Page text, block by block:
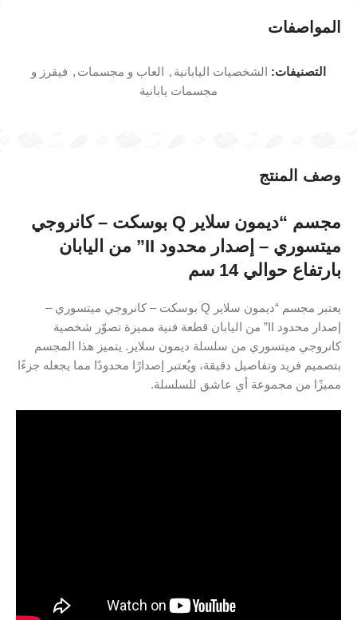
وصف المنتج
مجسم “ديمون سلاير Q بوسكت – كانروجي
ميتسوري – إصدار محدود II” من اليابان
بارتفاع حوالي 14 سم
يعتبر مجسم “ديمون سلاير Q بوسكت – كانروجي ميتسوري –
إصدار محدود II” من اليابان قطعة فنية مميزة تصوّر شخصية
كانروجي ميتسوري من سلسلة ديمون سلاير. يتميز هذا المجسم
بتصميم فريد وتفاصيل دقيقة، ويُعتبر إصدارًا محدودًا مما يجعله جزءًا
مميزًا من مجموعة أي عاشق للسلسلة.
المواصفات
التصنيفات: الشخصيات اليابانية , العاب و مجسمات , فيقرز و
مجسمات يابانية